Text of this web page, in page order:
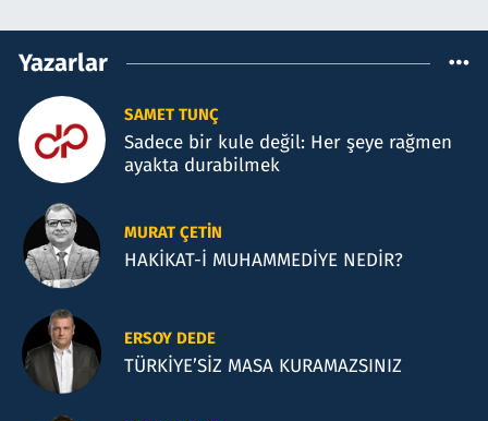
Yazarlar
SAMET TUNÇ
Sadece bir kule değil: Her şeye rağmen
ayakta durabilmek
MURAT ÇETIN
HAKİKAT-İ MUHAMMEDİYE NEDİR?
ERSOY DEDE
TÜRKİYE’SİZ MASA KURAMAZSINIZ